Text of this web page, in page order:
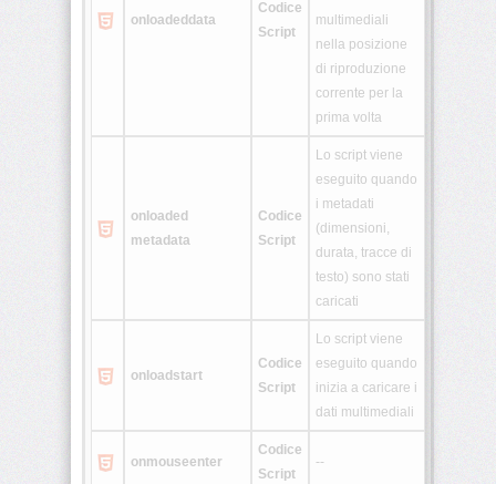
onloadeddata
Codice
Script
multimediali
nella posizione
di riproduzione
corrente per la
prima volta
onloaded
metadata
Codice
Script
Lo script viene
eseguito quando
i metadati
(dimensioni,
durata, tracce di
testo) sono stati
caricati
onloadstart
Codice
Script
Lo script viene
eseguito quando
inizia a caricare i
dati multimediali
onmouseenter
Codice
Script
--